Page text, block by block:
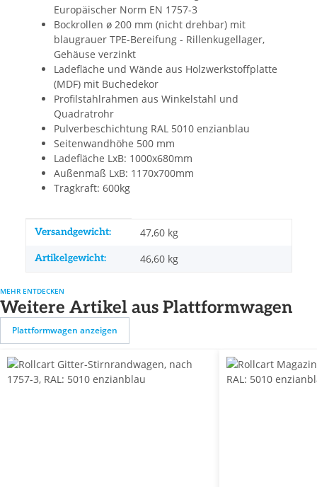
Europäischer Norm EN 1757-3
Bockrollen ø 200 mm (nicht drehbar) mit
blaugrauer TPE-Bereifung - Rillenkugellager,
Gehäuse verzinkt
Ladefläche und Wände aus Holzwerkstoffplatte
(MDF) mit Buchedekor
Profilstahlrahmen aus Winkelstahl und
Quadratrohr
Pulverbeschichtung RAL 5010 enzianblau
Seitenwandhöhe 500 mm
Ladefläche LxB: 1000x680mm
Außenmaß LxB: 1170x700mm
Tragkraft: 600kg
Produkteigenschaft
Wert
Versandgewicht: 47,60 kg
Artikelgewicht: 46,60 kg
MEHR ENTDECKEN
Weitere Artikel aus Plattformwagen
Plattformwagen anzeigen